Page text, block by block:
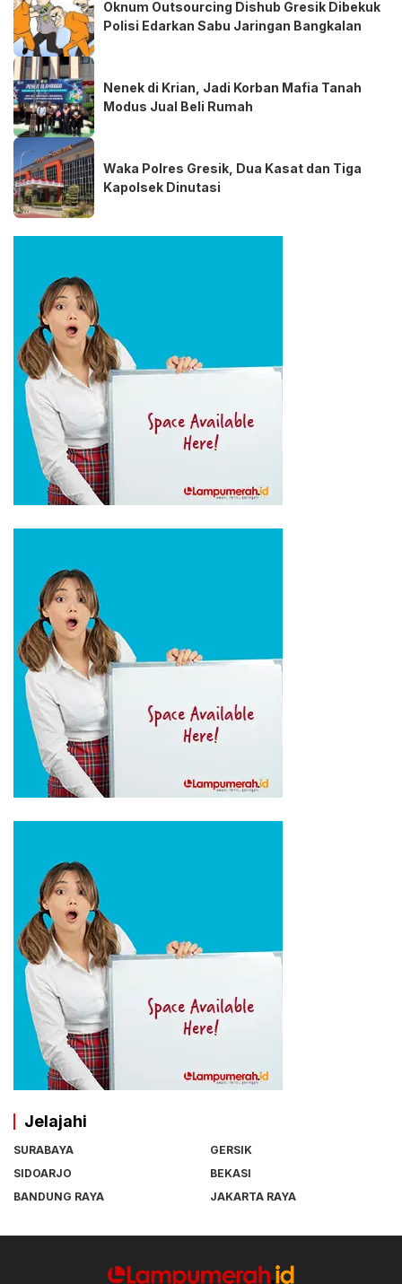
Oknum Outsourcing Dishub Gresik Dibekuk
Polisi Edarkan Sabu Jaringan Bangkalan
Nenek di Krian, Jadi Korban Mafia Tanah
Modus Jual Beli Rumah
Waka Polres Gresik, Dua Kasat dan Tiga
Kapolsek Dinutasi
Jelajahi
SURABAYA
GERSIK
SIDOARJO
BEKASI
BANDUNG RAYA
JAKARTA RAYA